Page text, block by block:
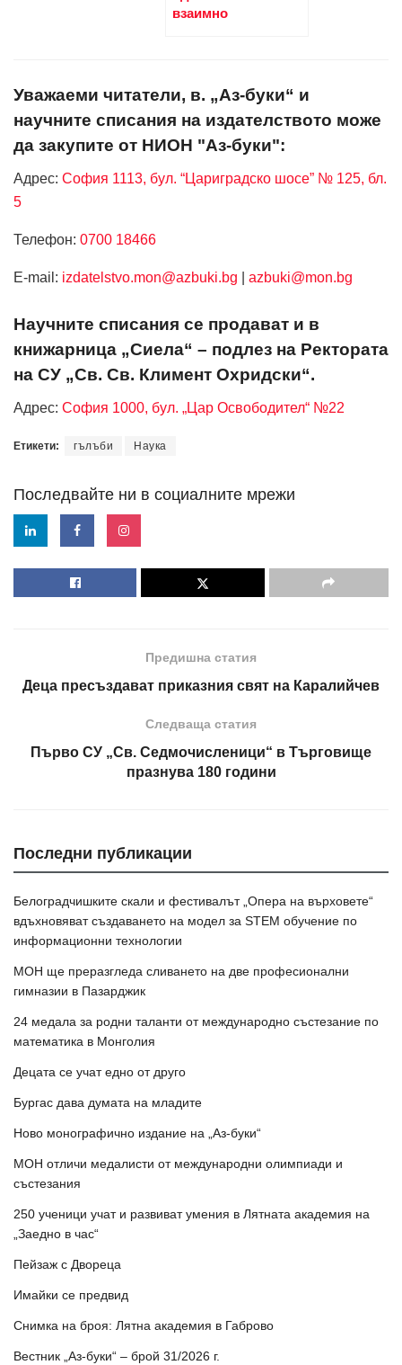
взаимно
Уважаеми читатели, в. „Аз-буки“ и
научните списания на издателството може
да закупите от НИОН "Аз-буки":
Адрес: София 1113, бул. “Цариградско шосе” № 125, бл.
5
Телефон: 0700 18466
Е-mail: izdatelstvo.mon@azbuki.bg azbuki@mon.bg
Научните списания се продават и в
книжарница „Сиела“ – подлез на Ректората
на СУ „Св. Св. Климент Охридски“.
Адрес: София 1000, бул. „Цар Освободител“ №22
Етикети: гълъби Наука
Последвайте ни в социалните мрежи
Предишна статия
Деца пресъздават приказния свят на Каралийчев
Следваща статия
Първо СУ „Св. Седмочисленици“ в Търговище
празнува 180 години
Последни публикации
Белоградчишките скали и фестивалът „Опера на върховете“
вдъхновяват създаването на модел за STEM обучение по
информационни технологии
МОН ще преразгледа сливането на две професионални
гимназии в Пазарджик
24 медала за родни таланти от международно състезание по
математика в Монголия
Децата се учат едно от друго
Бургас дава думата на младите
Ново монографично издание на „Аз-буки“
МОН отличи медалисти от международни олимпиади и
състезания
250 ученици учат и развиват умения в Лятната академия на
„Заедно в час“
Пейзаж с Двореца
Имайки се предвид
Снимка на броя: Лятна академия в Габрово
Вестник „Аз-буки“ – брой 31/2026 г.